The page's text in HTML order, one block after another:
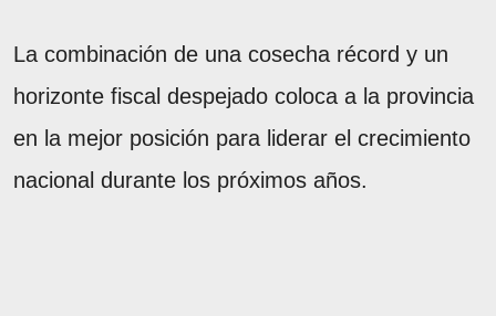
La combinación de una cosecha récord y un
horizonte fiscal despejado coloca a la provincia
en la mejor posición para liderar el crecimiento
nacional durante los próximos años.